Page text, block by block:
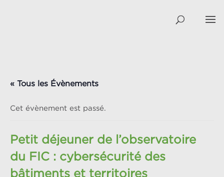
« Tous les Évènements
Cet évènement est passé.
Petit déjeuner de l’observatoire
du FIC : cybersécurité des
bâtiments et territoires